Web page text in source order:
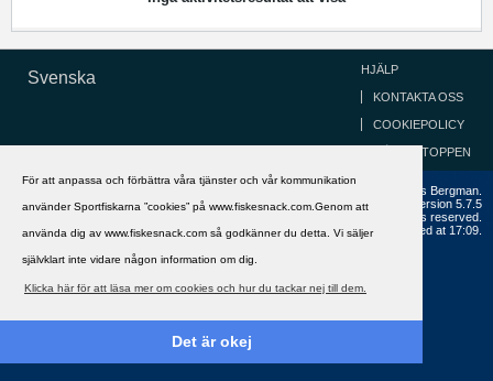
För att anpassa och förbättra våra tjänster och vår kommunikation
använder Sportfiskarna ”cookies” på www.fiskesnack.com.Genom att
använda dig av www.fiskesnack.com så godkänner du detta. Vi säljer
självklart inte vidare någon information om dig.
Klicka här för att läsa mer om cookies och hur du tackar nej till dem.
Det är okej
Svenska HJÄLP
KONTAKTA OSS
COOKIEPOLICY
GÅ TILL TOPPEN
Copyright ©2002 - 2021, FiskeSnack.com. Grundad 2002 av Anders Bergman.
Powered byvBulletin®
Version 5.7.5
Copyright © 2026 MH Sub I, LLC dba vBulletin. All rights reserved.
All times are GMT+1. This page was generated at 17:09.